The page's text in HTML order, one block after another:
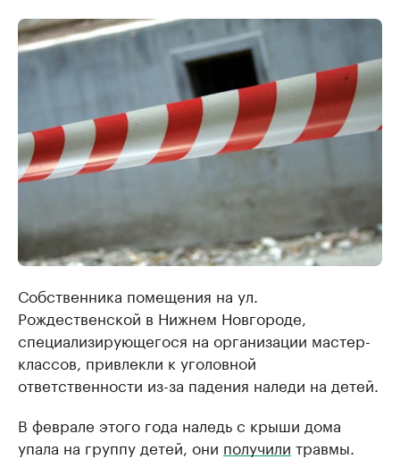
Собственника помещения на ул.
Рождественской в Нижнем Новгороде,
специализирующегося на организации мастер-
классов, привлекли к уголовной
ответственности из-за падения наледи на детей.
В феврале этого года наледь с крыши дома
упала на группу детей, они получили травмы.